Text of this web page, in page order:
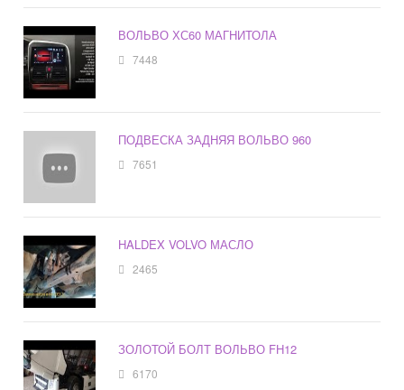
ВОЛЬВО ХС60 МАГНИТОЛА
7448
ПОДВЕСКА ЗАДНЯЯ ВОЛЬВО 960
7651
HALDEX VOLVO МАСЛО
2465
ЗОЛОТОЙ БОЛТ ВОЛЬВО FH12
6170